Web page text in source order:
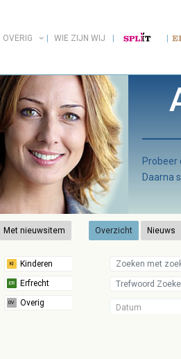
OVERIG WIE ZIJN WIJ
Probeer
Daarna
Met nieuwsitem Overzicht Nieuws
Datum